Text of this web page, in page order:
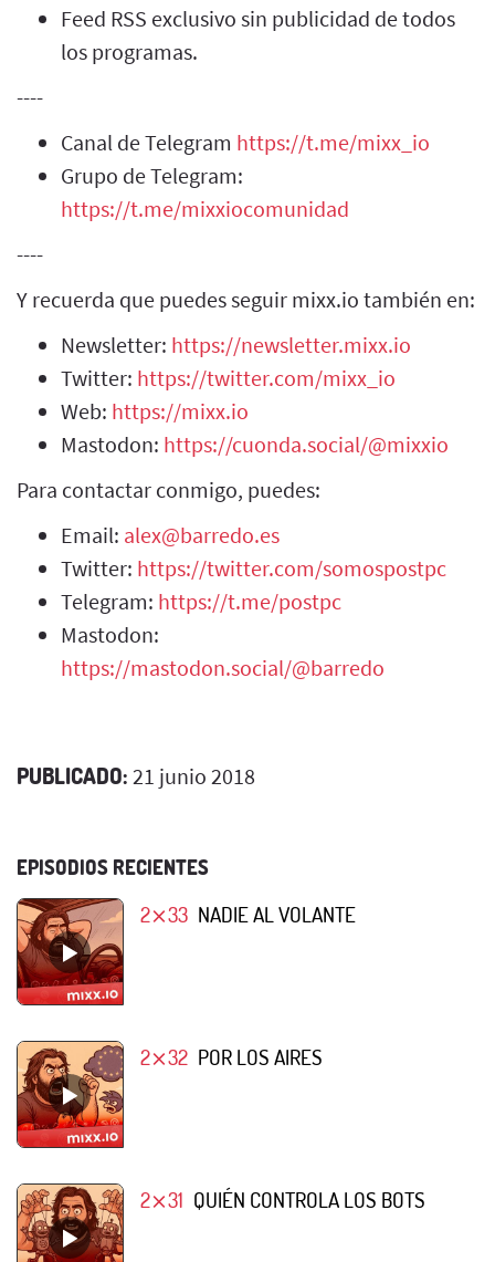
Feed RSS exclusivo sin publicidad de todos
los programas.
----
Canal de Telegram https://t.me/mixx_io
Grupo de Telegram:
https://t.me/mixxiocomunidad
----
Y recuerda que puedes seguir mixx.io también en:
Newsletter: https://newsletter.mixx.io
Twitter: https://twitter.com/mixx_io
Web: https://mixx.io
Mastodon: https://cuonda.social/@mixxio
Para contactar conmigo, puedes:
Email: alex@barredo.es
Twitter: https://twitter.com/somospostpc
Telegram: https://t.me/postpc
Mastodon:
https://mastodon.social/@barredo
PUBLICADO: 21 junio 2018
EPISODIOS RECIENTES
2⨯33 NADIE AL VOLANTE
2⨯32 POR LOS AIRES
2⨯31 QUIÉN CONTROLA LOS BOTS